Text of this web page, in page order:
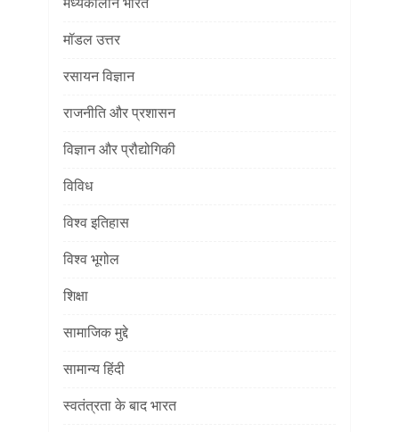
मॉडल उत्तर
रसायन विज्ञान
राजनीति और प्रशासन
विज्ञान और प्रौद्योगिकी
विविध
विश्व इतिहास
विश्व भूगोल
शिक्षा
सामाजिक मुद्दे
सामान्य हिंदी
स्वतंत्रता के बाद भारत